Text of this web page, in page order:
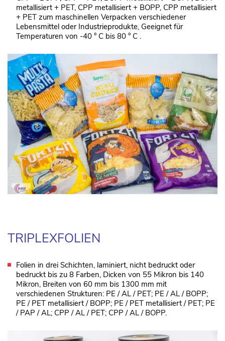
metallisiert + PET, CPP metallisiert + BOPP, CPP metallisiert
+ PET zum maschinellen Verpacken verschiedener
Lebensmittel oder Industrieprodukte, Geeignet für
Temperaturen von -40 ° C bis 80 ° C .
TRIPLEXFOLIEN
Folien in drei Schichten, laminiert, nicht bedruckt oder
bedruckt bis zu 8 Farben, Dicken von 55 Mikron bis 140
Mikron, Breiten von 60 mm bis 1300 mm mit
verschiedenen Strukturen: PE / AL / PET; PE / AL / BOPP;
PE / PET metallisiert / BOPP; PE / PET metallisiert / PET; PE
/ PAP / AL; CPP / AL / PET; CPP / AL / BOPP.